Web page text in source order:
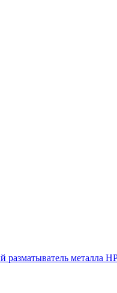
разматыватель металла